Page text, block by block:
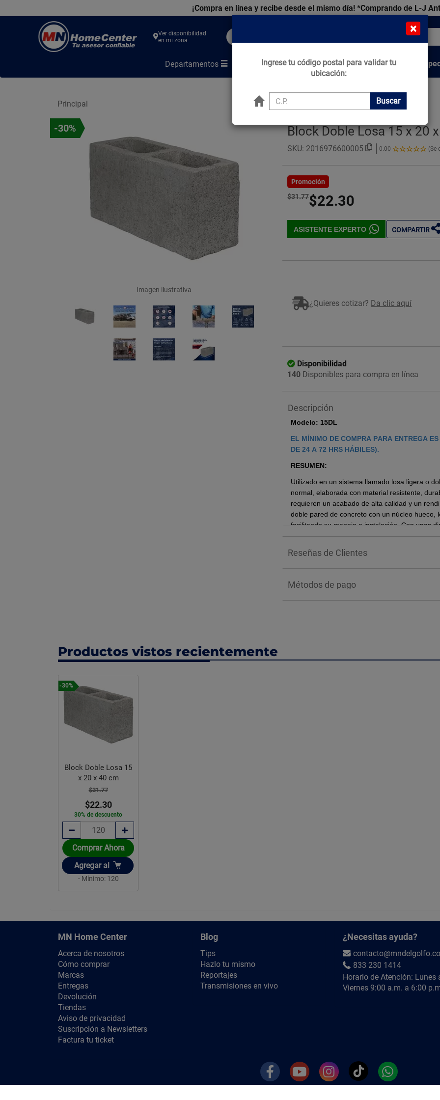
¡Compra en línea y recibe desde el mismo día! *Comprando de L-J
Center
Ver disponibilidad
en mi zona
Departamentos Marcas Tips que Construyen Venta
Principal
-30%
Imagen ilustrativa
Block Doble Losa 15 x 20
SKU: 2016976600005 0.00
0.00
(Se
Promoción
$31.77$22.30
ASISTENTE EXPERTO COMPARTIR
¿Quieres cotizar? Da clic aquí
Disponibilidad
140 Disponibles para compra en línea
Descripción
Modelo: 15DL
EL MÍNIMO DE COMPRA PARA ENTREGA
DE 24 A 72 HRS HÁBILES).
RESUMEN:
Utilizado en un sistema llamado losa ligera o
normal, elaborada con material resistente,
requieren un acabado de alta calidad y un
doble pared de concreto con un núcleo hueco,
facilitando su manejo e instalación. Con unas
cm de largo, este bloque ofrece una gran
de obra.
Diseño tradicional.
energético para climatización.
Reseñas de Clientes
Métodos de pago
Productos vistos recientemente
-30%
Block Doble Losa 15
x 20 x 40 cm
$31.77
$22.30
30% de descuento
Comprar Ahora
Añadir
Agregar al
- Mínimo: 120
MN Home Center
Acerca de nosotros
Cómo comprar
Marcas
Entregas
Devolución
Tiendas
Aviso de privacidad
Suscripción a Newsletters
Factura tu ticket
Blog
Tips
Hazlo tu mismo
Reportajes
Transmisiones en vivo
¿Necesitas ayuda?
833 230 1414
Horario de Atención: Lunes
Viernes 9:00 a.m. a 6:00
×
Ingrese tu código postal para validar tu
ubicación:
Buscar